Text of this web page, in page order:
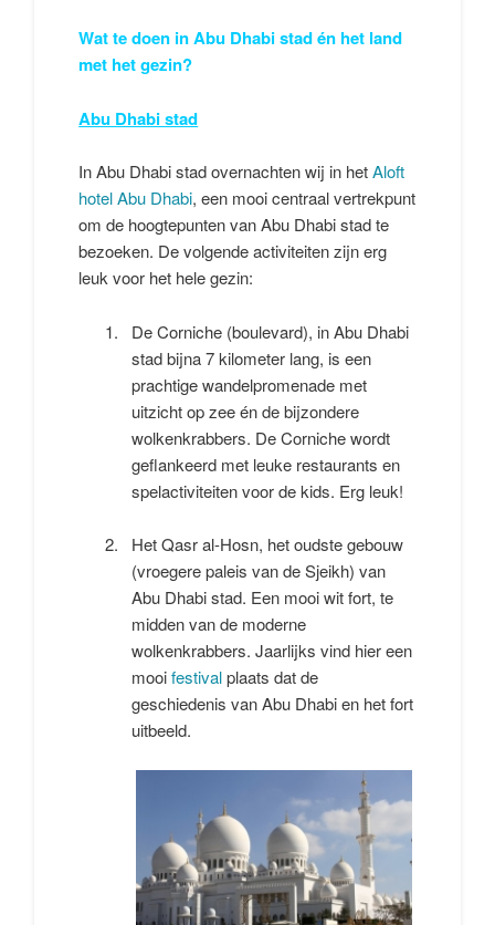
Wat te doen in Abu Dhabi stad én het land
met het gezin?
Abu Dhabi stad
In Abu Dhabi stad overnachten wij in hetAloft
hotel Abu Dhabi, een mooi centraal vertrekpunt
om de hoogtepunten van Abu Dhabi stad te
bezoeken. De volgende activiteiten zijn erg
leuk voor het hele gezin:
De Corniche (boulevard), in Abu Dhabi
stad bijna 7 kilometer lang, is een
prachtige wandelpromenade met
uitzicht op zee én de bijzondere
wolkenkrabbers. De Corniche wordt
geflankeerd met leuke restaurants en
spelactiviteiten voor de kids. Erg leuk!
Het Qasr al-Hosn, het oudste gebouw
(vroegere paleis van de Sjeikh) van
Abu Dhabi stad. Een mooi wit fort, te
midden van de moderne
wolkenkrabbers. Jaarlijks vind hier een
mooifestivalplaats dat de
geschiedenis van Abu Dhabi en het fort
uitbeeld.